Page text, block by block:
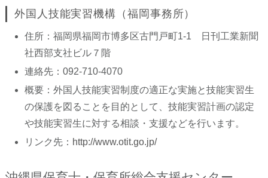
外国人技能実習機構（福岡事務所）
住所：福岡県福岡市博多区古門戸町1-1 日刊工業新聞
社西部支社ビル７階
連絡先：092-710-4070
概要：外国人技能実習制度の適正な実施と技能実習生
の保護を図ることを目的として、技能実習計画の認定
や技能実習生に対する相談・支援などを行います。
リンク先： http://www.otit.go.jp/